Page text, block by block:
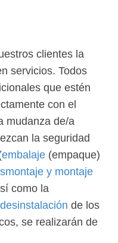
clientes la
servicios. Todos
que estén
con el
mudanza de/a
la seguridad
embalaje (empaque)
y montaje
como la
de los
se realizarán de